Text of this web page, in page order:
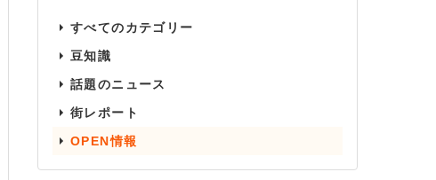
すべてのカテゴリー
豆知識
話題のニュース
街レポート
OPEN情報